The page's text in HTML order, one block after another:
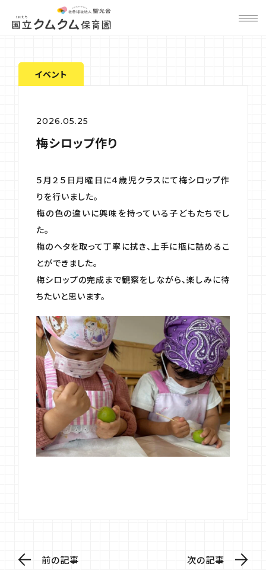
イベント
2026.05.25
梅シロップ作り
５月２５日月曜日に４歳児クラスにて梅シロップ作
りを行いました。
梅の色の違いに興味を持っている子どもたちでし
た。
梅のヘタを取って丁寧に拭き、上手に瓶に詰めるこ
とができました。
梅シロップの完成まで観察をしながら、楽しみに待
ちたいと思います。
前の記事 次の記事